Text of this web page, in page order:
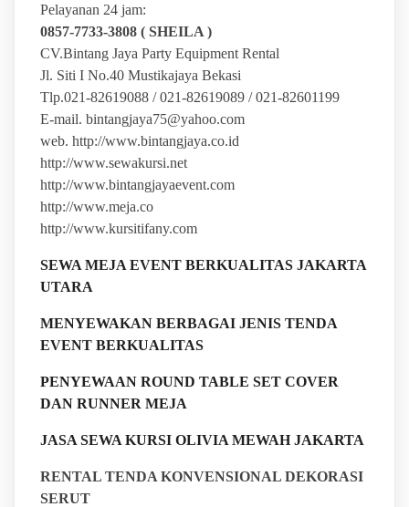
Pelayanan 24 jam:
0857-7733-3808 ( SHEILA )
CV.Bintang Jaya Party Equipment Rental
Jl. Siti I No.40 Mustikajaya Bekasi
Tlp.021-82619088 / 021-82619089 / 021-82601199
E-mail. bintangjaya75@yahoo.com
web. http://www.bintangjaya.co.id
http://www.sewakursi.net
http://www.bintangjayaevent.com
http://www.meja.co
http://www.kursitifany.com
SEWA MEJA EVENT BERKUALITAS JAKARTA
UTARA
MENYEWAKAN BERBAGAI JENIS TENDA
EVENT BERKUALITAS
PENYEWAAN ROUND TABLE SET COVER
DAN RUNNER MEJA
JASA SEWA KURSI OLIVIA MEWAH JAKARTA
RENTAL TENDA KONVENSIONAL DEKORASI
SERUT